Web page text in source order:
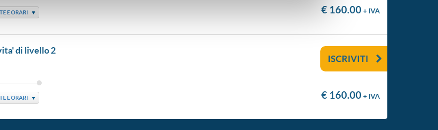
E ORARI € 160.00 + IVA
di livello 2
E ORARI
ISCRIVITI
€ 160.00 + IVA